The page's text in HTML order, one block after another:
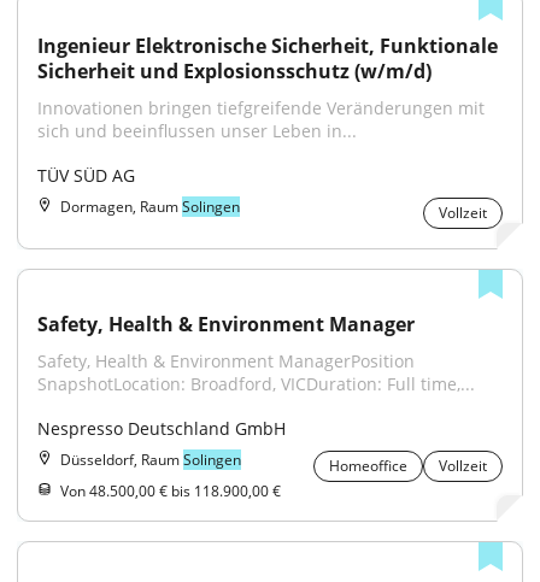
Ingenieur Elektronische Sicherheit, Funktionale
Sicherheit und Explosionsschutz (w/m/d)
Innovationen bringen tiefgreifende Veränderungen mit
sich und beeinflussen unser Leben in...
TÜV SÜD AG
Dormagen, RaumSolingen Vollzeit
Safety, Health & Environment Manager
Safety, Health & Environment ManagerPosition
SnapshotLocation: Broadford, VICDuration: Full time,...
Nespresso Deutschland GmbH
Düsseldorf, RaumSolingen Homeoffice
Vollzeit
Von 48.500,00 € bis 118.900,00 €